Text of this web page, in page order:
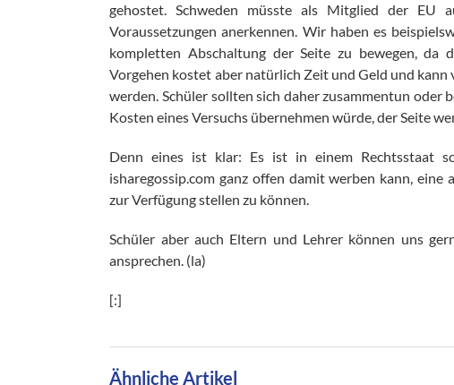
gehostet. Schweden müsste als Mitglied der EU
Voraussetzungen anerkennen. Wir haben es
kompletten Abschaltung der Seite zu bewegen, da
Vorgehen kostet aber natürlich Zeit und Geld und
werden. Schüler sollten sich daher zusammentun oder
Kosten eines Versuchs übernehmen würde, der Seite
Denn eines ist klar: Es ist in einem Rechtsstaat
isharegossip.com ganz offen damit werben kann,
zur Verfügung stellen zu können.
Schüler aber auch Eltern und Lehrer können uns
ansprechen. (la)
[:]
Ähnliche Artikel